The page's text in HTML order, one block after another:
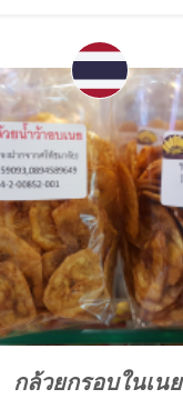
กล้วยกรอบในเนย